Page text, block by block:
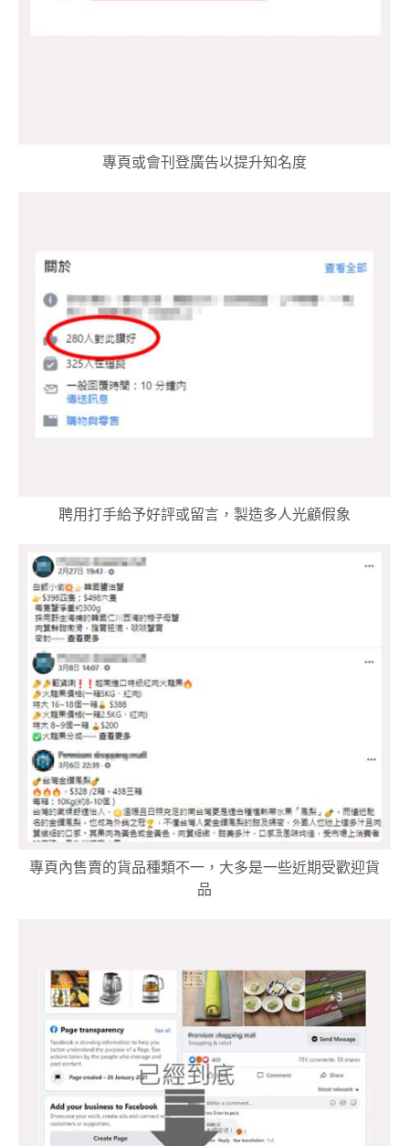
專頁或會刊登廣告以提升知名度
聘用打手給予好評或留言，製造多人光顧假象
專頁內售賣的貨品種類不一，大多是一些近期受歡迎貨
品